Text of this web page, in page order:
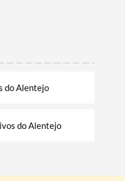
do Alentejo
do Alentejo